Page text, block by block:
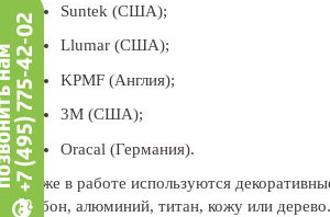
нам+7 (495) 775-42-02
Suntek (США);
Llumar (США);
KPMF (Англия);
3М (США);
Oracal (Германия).
Также в работе используются
карбон, алюминий, титан, кожу или